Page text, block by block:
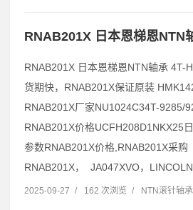
RNAB201X 日本恩梯恩NTN
RNAB201X 日本恩梯恩NTN轴承 4T-
货期快，RNAB201X保证原装
RNAB201X厂家NU1024C34T-9285/
RNAB201X价格UCFH208D1NKX25
参数RNAB201X价格,RNAB201X采购
RNAB201X， JA047XVO，
2025-09-27 / 162 次浏览 / NTN滚针轴承